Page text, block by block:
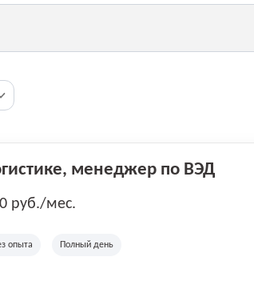
менеджер по ВЭД
руб./мес.
опыта Полный день